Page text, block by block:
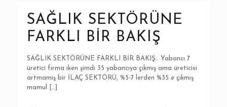
SAĞLIK SEKTÖRÜNE
FARKLI BİR BAKIŞ
SAĞLIK SEKTÖRÜNE FARKLI BİR BAKIŞ.. Yabancı 7
üretici firma iken şimdi 35 yabancıya çıkmış ama üreticisi
artmamış bir İLAÇ SEKTÖRÜ, %5-7 lerden %35 e çıkmış
mamul
[…]